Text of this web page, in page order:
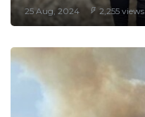
25 Aug, 2024 2,255 views